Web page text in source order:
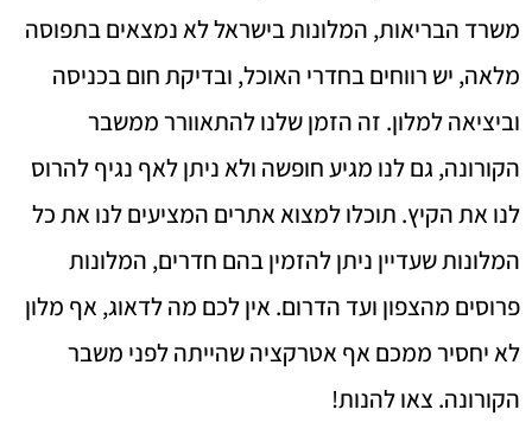
משרד הבריאות, המלונות בישראל לא נמצאים בתפוסה
מלאה, יש רווחים בחדרי האוכל, ובדיקת חום בכניסה
וביציאה למלון. זה הזמן שלנו להתאוורר ממשבר
הקורונה, גם לנו מגיע חופשה ולא ניתן לאף נגיף להרוס
לנו את הקיץ. תוכלו למצוא אתרים המציעים לנו את כל
המלונות שעדיין ניתן להזמין בהם חדרים, המלונות
פרוסים מהצפון ועד הדרום. אין לכם מה לדאוג, אף מלון
לא יחסיר ממכם אף אטרקציה שהייתה לפני משבר
הקורונה. צאו להנות!